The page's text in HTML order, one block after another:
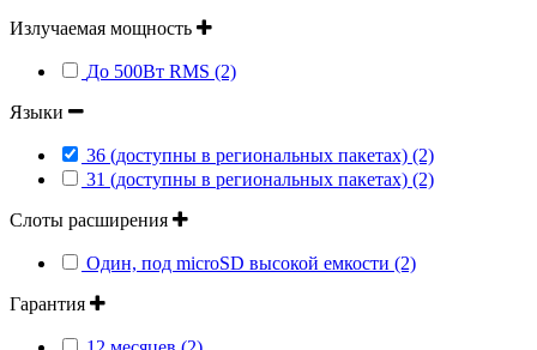
Излучаемая мощность
До 500Вт RMS (2)
Языки
36 (доступны в региональных пакетах) (2)
31 (доступны в региональных пакетах) (2)
Слоты расширения
Один, под microSD высокой емкости (2)
Гарантия